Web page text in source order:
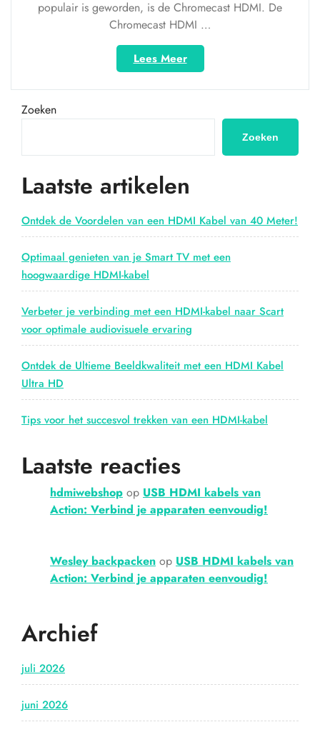
populair is geworden, is de Chromecast HDMI. De
Chromecast HDMI …
Lees Meer“Ontdek
de
Magie
Chromecast
Streamen
Hoge
naar
je
Zoeken
Zoeken
Laatste artikelen
Ontdek de Voordelen van een HDMI Kabel van 40 Meter!
Optimaal genieten van je Smart TV met een
hoogwaardige HDMI-kabel
Verbeter je verbinding met een HDMI-kabel naar Scart
voor optimale audiovisuele ervaring
Ontdek de Ultieme Beeldkwaliteit met een HDMI Kabel
Ultra HD
Tips voor het succesvol trekken van een HDMI-kabel
Laatste reacties
hdmiwebshop op USB HDMI kabels van
Action: Verbind je apparaten eenvoudig!
Wesley backpacken op USB HDMI kabels van
Action: Verbind je apparaten eenvoudig!
Archief
juli 2026
juni 2026